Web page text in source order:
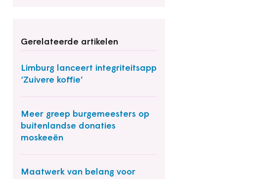
Gerelateerde artikelen
Limburg lanceert integriteitsapp
‘Zuivere koffie’
Meer greep burgemeesters op
buitenlandse donaties
moskeeën
Maatwerk van belang voor